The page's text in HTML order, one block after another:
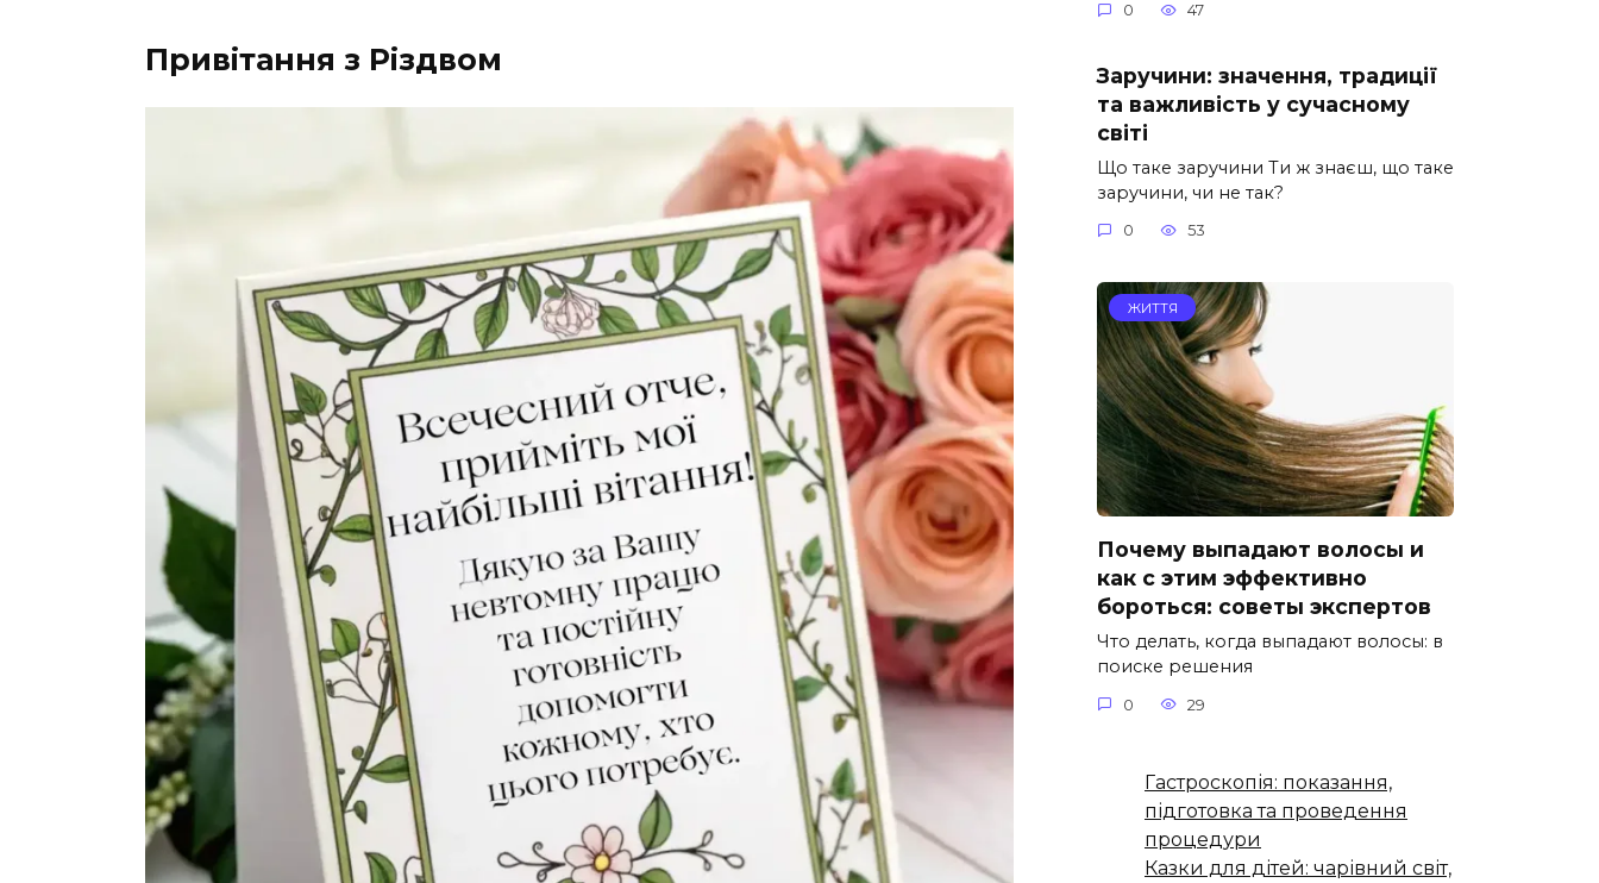
Привітання з Різдвом
0 47
Заручини: значення, традиції
та важливість у сучасному
світі
Що таке заручини Ти ж знаєш, що таке
заручини, чи не так?
0 53
ЖИТТЯ
Почему выпадают волосы и
как с этим эффективно
бороться: советы экспертов
Что делать, когда выпадают волосы: в
поиске решения
0 29
Гастроскопія: показання,
підготовка та проведення
процедури
Казки для дітей: чарівний світ,